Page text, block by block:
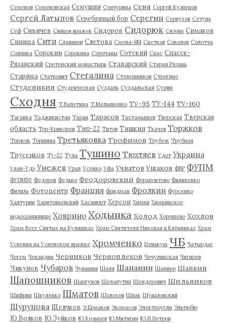
Семенов Семеновская Семушин Сенчурина Сеня Сергей Кузнецов
Сергей Латыпов Серебряный бор Серегин Серпухов Сетунь
Сеф Сивичев Сивцев вражек Сидоров Сидорюк Сизова Симаков
Синица Сити Славянов Слетова Смена-8М Снетков Соколов Солотча
Солянка Сорокин Сорокина Сорочаны Сотский Спас Спасск-
Рязанский Сретенский монастырь Ставарский Старая Рязань
Старица Статкевич Стегалина Столешников Строгино
Студеникин Студенческая Суздаль Суздальская Сурин
Сходня Т.Валетина Т.Мельяненко ТУ-95 ТУ-144 ТУ-160
Таганка Таджикистан Таран Тарасов Тахтамышев Тверская Тверская
область Тер-Крикоров Тип-22 Титов Тишкин Ткачев Торжков
Торжок Торшина Третьяковка Трофимов Трубеж Трубная
Трусенков Ту-22 Тула Тушино Тюхтяев Удот Украина
Улан-Удэ Унежев Урал Усенко Уфа Учватов Ушаков ФВР ФУПМ
ФУПМ50 Федоров Федько Феодоровский Ферапонтово Филипенко
Фитиль Фотоцентр Франция Фридман Фролкин Фурсенко
Халтурин Харитоньевский Хасавюрт Херсон Химки Химкинское
водохранилище Ховрино Ходынка Холод Хорошево Хохлов
Храм Всех Святых на Кулишках Храм Святителя Николая в Клённиках Храм
Успения на Успенском вражке Хромченко Ценькуш ЧБ Чатырдаг
Чегем Чекандин Черников Черноплеков Чечулинская Чигирев
Чикунов Чубаров Чувашия Шаля Шананин Шапиро Шапкин
Шапошников Шаргунов Шелапутин Шендерович Шильников
Шифрин Шкуленко Шматов Шолохов Шпак Шуваловский
Шурупова Щелчков Э.Ермаков Экомасов Электроугли Эльтюбю
Ю.Волков Ю.Зуйков Ю.Козырев Ю.Митягин Ю.П.Петров